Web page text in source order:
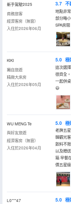
新手駕駛2025
商務旅客
經濟客房（無窗）
入住於2026年06月
3.7 不
地點非
部分略
SPA房
KlKI
獨自旅遊
精緻大床房
入住於2026年05月
5.0 極
這次選
很齊全
一起併
😃
WU MENG Te
與好友旅遊
經濟客房（無窗）
入住於2026年04月
5.0 極
老牌五
韓觀光
飲料不
以及贈
箱 早餐
價五星
L0***47
5.0 極